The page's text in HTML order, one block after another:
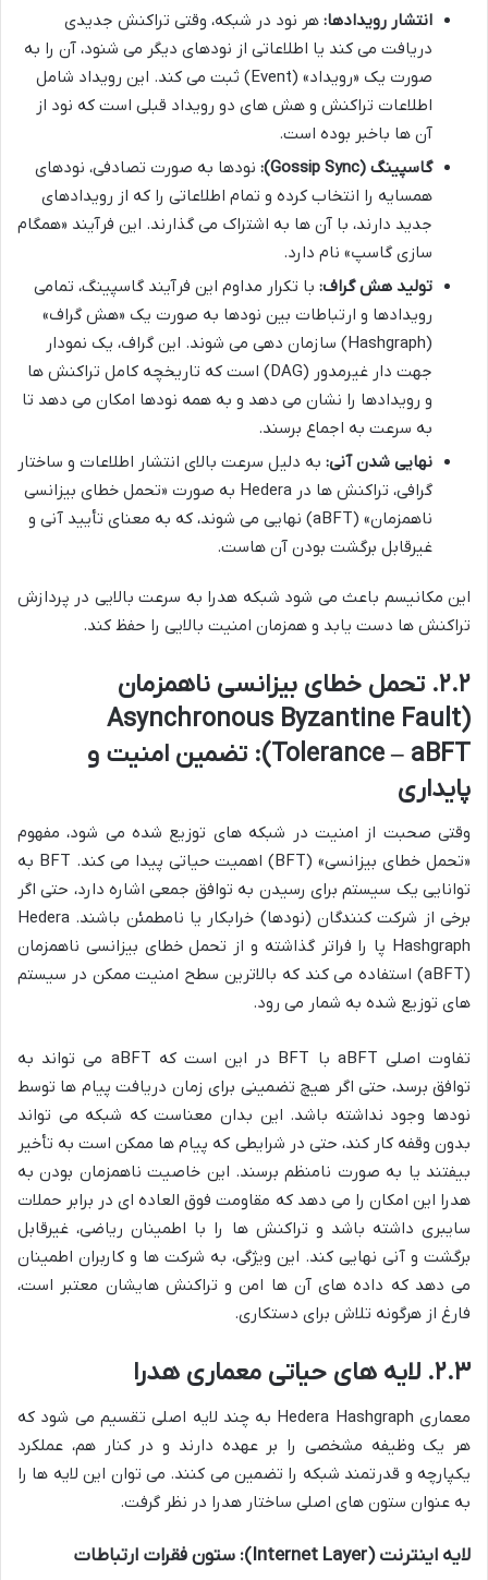
انتشار رویدادها: هر نود در شبکه، وقتی تراکنش جدیدی
دریافت می کند یا اطلاعاتی از نودهای دیگر می شنود، آن را به
صورت یک «رویداد» (Event) ثبت می کند. این رویداد شامل
اطلاعات تراکنش و هش های دو رویداد قبلی است که نود از
آن ها باخبر بوده است.
گاسپینگ (Gossip Sync):
نودها به صورت تصادفی، نودهای
همسایه را انتخاب کرده و تمام اطلاعاتی را که از رویدادهای
جدید دارند، با آن ها به اشتراک می گذارند. این فرآیند «همگام
سازی گاسپ» نام دارد.
تولید هش گراف: با تکرار مداوم این فرآیند گاسپینگ، تمامی
رویدادها و ارتباطات بین نودها به صورت یک «هش گراف»
(Hashgraph) سازمان دهی می شوند. این گراف، یک نمودار
جهت دار غیرمدور (DAG) است که تاریخچه کامل تراکنش ها
و رویدادها را نشان می دهد و به همه نودها امکان می دهد تا
به سرعت به اجماع برسند.
نهایی شدن آنی: به دلیل سرعت بالای انتشار اطلاعات و ساختار
گرافی، تراکنش ها در Hedera به صورت «تحمل خطای بیزانسی
ناهمزمان» (aBFT) نهایی می شوند، که به معنای تأیید آنی و
غیرقابل برگشت بودن آن هاست.
این مکانیسم باعث می شود شبکه هدرا به سرعت بالایی در پردازش
تراکنش ها دست یابد و همزمان امنیت بالایی را حفظ کند.
۲.۲. تحمل خطای بیزانسی ناهمزمان
(Asynchronous Byzantine Fault
Tolerance – aBFT): تضمین امنیت و
پایداری
وقتی صحبت از امنیت در شبکه های توزیع شده می شود، مفهوم
«تحمل خطای بیزانسی» (BFT) اهمیت حیاتی پیدا می کند. BFT به
توانایی یک سیستم برای رسیدن به توافق جمعی اشاره دارد، حتی اگر
برخی از شرکت کنندگان (نودها) خرابکار یا نامطمئن باشند. Hedera
Hashgraph پا را فراتر گذاشته و از تحمل خطای بیزانسی ناهمزمان
(aBFT) استفاده می کند که بالاترین سطح امنیت ممکن در سیستم
های توزیع شده به شمار می رود.
تفاوت اصلی aBFT با BFT در این است که aBFT می تواند به
توافق برسد، حتی اگر هیچ تضمینی برای زمان دریافت پیام ها توسط
نودها وجود نداشته باشد. این بدان معناست که شبکه می تواند
بدون وقفه کار کند، حتی در شرایطی که پیام ها ممکن است به تأخیر
بیفتند یا به صورت نامنظم برسند. این خاصیت ناهمزمان بودن به
هدرا این امکان را می دهد که مقاومت فوق العاده ای در برابر حملات
سایبری داشته باشد و تراکنش ها را با اطمینان ریاضی، غیرقابل
برگشت و آنی نهایی کند. این ویژگی، به شرکت ها و کاربران اطمینان
می دهد که داده های آن ها امن و تراکنش هایشان معتبر است،
فارغ از هرگونه تلاش برای دستکاری.
۲.۳. لایه های حیاتی معماری هدرا
معماری Hedera Hashgraph به چند لایه اصلی تقسیم می شود که
هر یک وظیفه مشخصی را بر عهده دارند و در کنار هم، عملکرد
یکپارچه و قدرتمند شبکه را تضمین می کنند. می توان این لایه ها را
به عنوان ستون های اصلی ساختار هدرا در نظر گرفت.
لایه اینترنت (Internet Layer): ستون فقرات ارتباطات